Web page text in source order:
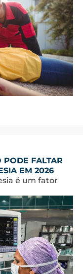
FALTAR
EM 2026
é um fator